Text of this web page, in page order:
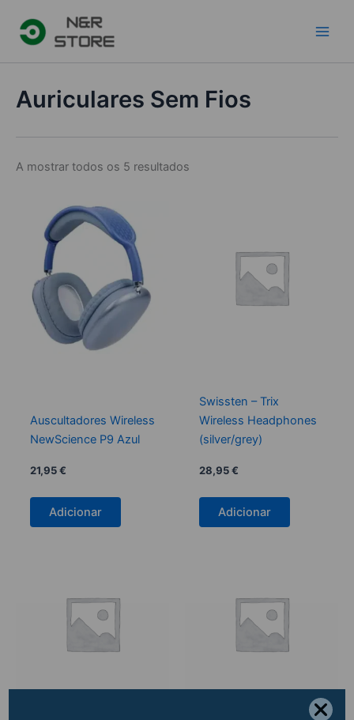
content
Auriculares Sem Fios
A mostrar todos os 5 resultados
Auscultadores Wireless
NewScience P9 Azul
21,95€
Adicionar
Swissten – Trix
Wireless Headphones
(silver/grey)
28,95€
Adicionar